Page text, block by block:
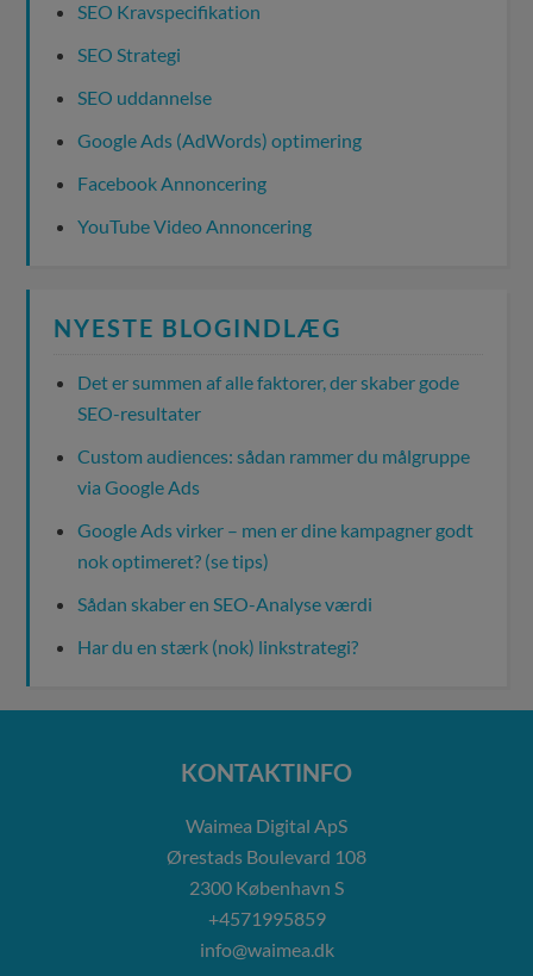
SEO Kravspecifikation
SEO Strategi
SEO uddannelse
Google Ads (AdWords) optimering
Facebook Annoncering
YouTube Video Annoncering
NYESTE BLOGINDLÆG
Det er summen af alle faktorer, der skaber gode
SEO-resultater
Custom audiences: sådan rammer du målgruppe
via Google Ads
Google Ads virker – men er dine kampagner godt
nok optimeret? (se tips)
Sådan skaber en SEO-Analyse værdi
Har du en stærk (nok) linkstrategi?
KONTAKTINFO
Waimea Digital ApS
Ørestads Boulevard 108
2300 København S
+4571995859
info@waimea.dk